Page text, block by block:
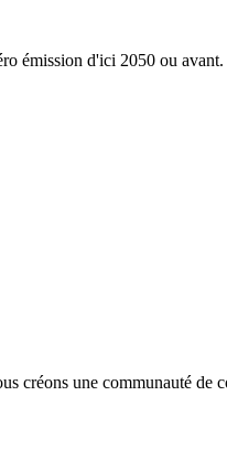
émission d'ici 2050 ou avant.
créons une communauté de